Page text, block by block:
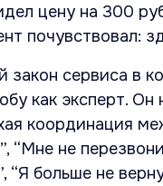
цену на 300
почувствовал:
закон сервиса в
как эксперт. Он
координация
“Мне не
“Я больше не